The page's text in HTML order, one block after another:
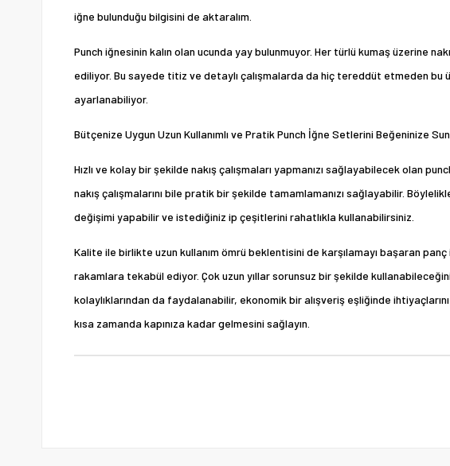
iğne bulunduğu bilgisini de aktaralım.
Punch iğnesinin kalın olan ucunda yay bulunmuyor. Her türlü kumaş üzerine
ediliyor. Bu sayede titiz ve detaylı çalışmalarda da hiç tereddüt etmeden
ayarlanabiliyor.
Bütçenize Uygun Uzun Kullanımlı ve Pratik Punch İğne Setlerini Beğeninize
Hızlı ve kolay bir şekilde nakış çalışmaları yapmanızı sağlayabilecek olan
nakış çalışmalarını bile pratik bir şekilde tamamlamanızı sağlayabilir.
değişimi yapabilir ve istediğiniz ip çeşitlerini rahatlıkla kullanabilirsiniz.
Kalite ile birlikte uzun kullanım ömrü beklentisini de karşılamayı başaran
rakamlara tekabül ediyor. Çok uzun yıllar sorunsuz bir şekilde
kolaylıklarından da faydalanabilir, ekonomik bir alışveriş eşliğinde
kısa zamanda kapınıza kadar gelmesini sağlayın.